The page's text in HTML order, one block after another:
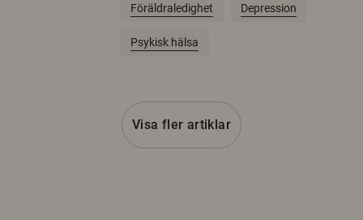
Föräldraledighet Depression
Psykisk hälsa
Visa fler artiklar